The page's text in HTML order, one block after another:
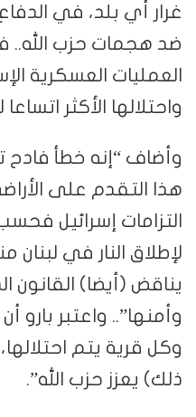
غرار أي بلد، في
ضد هجمات حزب الله..
العمليات العسكرية
واحتلالها الأكثر اتساعا
وأضاف “إنه خطأ فادح
هذا التقدم على
التزامات إسرائيل
يناقض (أيضا) القانون
وأمنها”.. واعتبر بارو
وكل قرية يتم
ذلك) يعزز حزب الله”.